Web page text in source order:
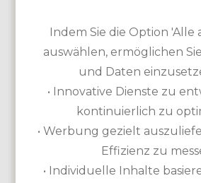
Indem Sie die Option 'Alle
auswählen, ermöglichen
und Daten
• Innovative Dienste zu
kontinuierlich zu
• Werbung gezielt
Effizienz zu
• Individuelle Inhalte